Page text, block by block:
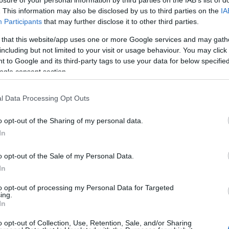
This information may also be disclosed by us to third parties on the
Participants that may further disclose it to other third parties.
that this website/app uses one or more Google services and may
but not limited to your visit or usage behaviour. You may
to Google and its third-party tags to use your data for below
consent section.
Data Processing Opt Outs
opt-out of the Sharing of my personal data.
opt-out of the Sale of my Personal Data.
opt-out of processing my Personal Data for Targeted
opt-out of Collection, Use, Retention, Sale, and/or Sharing
euro ad una donna in
violenta. Una donna di 62 anni è stata
e i guanti, che ha rotto il finestrino della sua
la donna e le ha rubato due bracciali e un orologio
intorno alle 19.30 in via Armando Spadini, a
sul posto dopo che alcuni testimoni hanno
sulla sua moto dopo aver commesso la rapina. La
l’aggressore e il modus operandi utilizzato durante